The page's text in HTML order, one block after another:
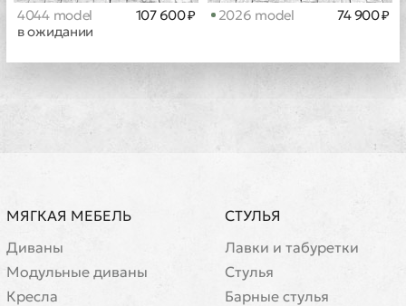
4044 model
в ожидании
107 600 ₽ 2026 model 74 900 ₽
МЯГКАЯ МЕБЕЛЬ
Диваны
Модульные диваны
Кресла
СТУЛЬЯ
Лавки и табуретки
Стулья
Барные стулья